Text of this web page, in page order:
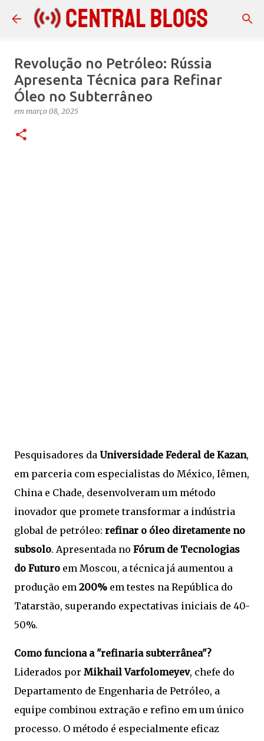
Pular para o conteúdo principal
Revolução no Petróleo: Rússia
Apresenta Técnica para Refinar
Óleo no Subterrâneo
em março 08, 2025
Pesquisadores da Universidade Federal de Kazan,
em parceria com especialistas do México, Iêmen,
China e Chade, desenvolveram um método
inovador que promete transformar a indústria
global de petróleo: refinar o óleo diretamente no
subsolo. Apresentada no Fórum de Tecnologias
do Futuro em Moscou, a técnica já aumentou a
produção em 200% em testes na República do
Tatarstão, superando expectativas iniciais de 40-
50%.
Como funciona a "refinaria subterrânea"?
Liderados por Mikhail Varfolomeyev, chefe do
Departamento de Engenharia de Petróleo, a
equipe combinou extração e refino em um único
processo. O método é especialmente eficaz